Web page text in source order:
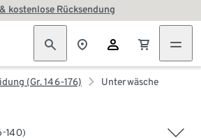
kostenlose Rücksendung
(Gr. 146-176) Unterwäsche
140)